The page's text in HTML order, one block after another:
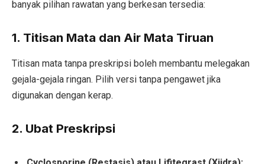
banyak pilihan rawatan yang berkesan tersedia:
1. Titisan Mata dan Air Mata Tiruan
Titisan mata tanpa preskripsi boleh membantu melegakan
gejala-gejala ringan. Pilih versi tanpa pengawet jika
digunakan dengan kerap.
2. Ubat Preskripsi